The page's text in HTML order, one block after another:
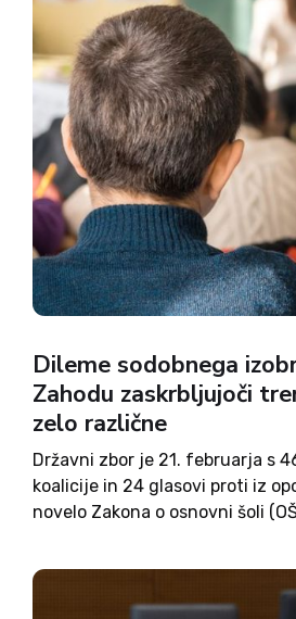
Dileme sodobnega
Zahodu zaskrbljujoči
zelo različne
Državni zbor je 21. februarja s
koalicije in 24 glasovi proti iz
novelo Zakona o osnovni šoli
na področju nacionalnega